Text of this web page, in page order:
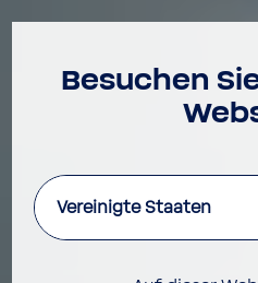
Besu­chen
Vereinigte Staaten